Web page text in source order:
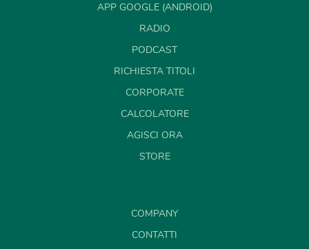
APP GOOGLE (ANDROID)
RADIO
PODCAST
RICHIESTA TITOLI
CORPORATE
CALCOLATORE
AGISCI ORA
STORE
COMPANY
CONTATTI